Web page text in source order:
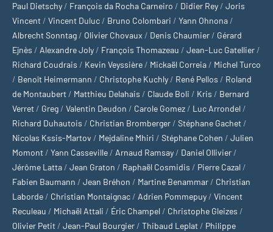
Paul Dietschy/ François da Rocha Carneiro / Didier Rey/ Joris
Vincent/ Vincent Duluc/ Bruno Colombari / Yann Ohnona/
Albrecht Sonntag/ Olivier Chovaux / Denis Chaumier/ Gérard
Ejnès / Alexandre Joly/ François Thomazeau / Jean-Luc Gatellier/
Richard Coudrais / Kevin Veyssière/ Mickaël Correia/ Michel Turco
/ Benoît Heimermann / Christophe Kuchly/ René Pellos / Roland
de Montaubert/ Matthieu Delahais / Claude Boli / Kris / Bernard
Verret/ Greg/ Valentin Deudon / Carole Gomez/ Luc Arrondel /
Richard Duhautois / Christian Bromberger/ Stéphane Gachet/
Nicolas Kssis-Martov / Mejdaline Mhiri / Stéphane Cohen / Julien
Momont/ Yann Casseville/ Arnaud Ramsay/ Daniel Ollivier/
Jérôme Latta/ Jean Graton / Raphaël Cosmidis / Pierre Cazal /
Fabien Baumann / Jean Bréhon / Martine Benammar/ Christian
Laborde/ Christian Montaignac/ Adrien Pommepuy/ Vincent
Reculeau / Michaël Attali / Éric Champel / Christophe Gleizes /
Olivier Petit/ Jean-Paul Bourgier/ Thibaud Leplat/ Philippe